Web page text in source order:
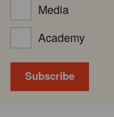
Media
Academy